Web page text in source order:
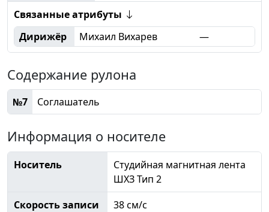
Связанные атрибуты
Дирижёр
Михаил Вихарев —
Содержание рулона
№7 Соглашатель
Информация о носителе
Носитель
Студийная магнитная лента
ШХЗ Тип 2
Скорость записи
38 см/с